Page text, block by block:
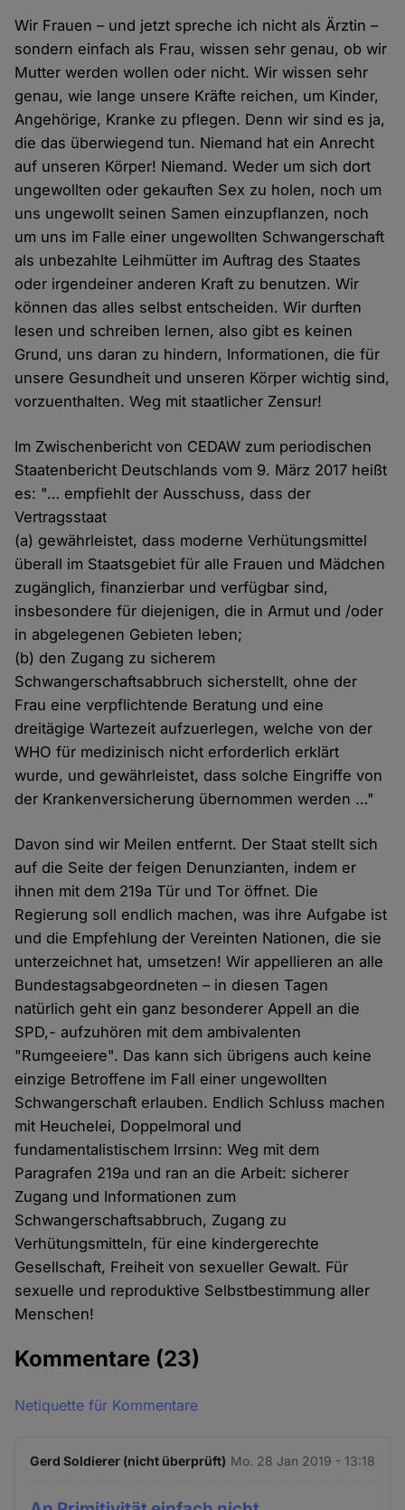
Wir Frauen – und jetzt spreche ich nicht als Ärztin –
sondern einfach als Frau, wissen sehr genau, ob wir
Mutter werden wollen oder nicht. Wir wissen sehr
genau, wie lange unsere Kräfte reichen, um Kinder,
Angehörige, Kranke zu pflegen. Denn wir sind es ja,
die das überwiegend tun. Niemand hat ein Anrecht
auf unseren Körper! Niemand. Weder um sich dort
ungewollten oder gekauften Sex zu holen, noch um
uns ungewollt seinen Samen einzupflanzen, noch
um uns im Falle einer ungewollten Schwangerschaft
als unbezahlte Leihmütter im Auftrag des Staates
oder irgendeiner anderen Kraft zu benutzen. Wir
können das alles selbst entscheiden. Wir durften
lesen und schreiben lernen, also gibt es keinen
Grund, uns daran zu hindern, Informationen, die für
unsere Gesundheit und unseren Körper wichtig sind,
vorzuenthalten. Weg mit staatlicher Zensur!
Im Zwischenbericht von CEDAW zum periodischen
Staatenbericht Deutschlands vom 9. März 2017 heißt
es: "… empfiehlt der Ausschuss, dass der
Vertragsstaat
(a) gewährleistet, dass moderne Verhütungsmittel
überall im Staatsgebiet für alle Frauen und Mädchen
zugänglich, finanzierbar und verfügbar sind,
insbesondere für diejenigen, die in Armut und /oder
in abgelegenen Gebieten leben;
(b) den Zugang zu sicherem
Schwangerschaftsabbruch sicherstellt, ohne der
Frau eine verpflichtende Beratung und eine
dreitägige Wartezeit aufzuerlegen, welche von der
WHO für medizinisch nicht erforderlich erklärt
wurde, und gewährleistet, dass solche Eingriffe von
der Krankenversicherung übernommen werden …"
Davon sind wir Meilen entfernt. Der Staat stellt sich
auf die Seite der feigen Denunzianten, indem er
ihnen mit dem 219a Tür und Tor öffnet. Die
Regierung soll endlich machen, was ihre Aufgabe ist
und die Empfehlung der Vereinten Nationen, die sie
unterzeichnet hat, umsetzen! Wir appellieren an alle
Bundestagsabgeordneten – in diesen Tagen
natürlich geht ein ganz besonderer Appell an die
SPD,- aufzuhören mit dem ambivalenten
"Rumgeeiere". Das kann sich übrigens auch keine
einzige Betroffene im Fall einer ungewollten
Schwangerschaft erlauben. Endlich Schluss machen
mit Heuchelei, Doppelmoral und
fundamentalistischem Irrsinn: Weg mit dem
Paragrafen 219a und ran an die Arbeit: sicherer
Zugang und Informationen zum
Schwangerschaftsabbruch, Zugang zu
Verhütungsmitteln, für eine kindergerechte
Gesellschaft, Freiheit von sexueller Gewalt. Für
sexuelle und reproduktive Selbstbestimmung aller
Menschen!
Kommentare (23)
Netiquette für Kommentare
Gerd Soldierer (nicht überprüft) Mo. 28 Jan 2019 - 13:18